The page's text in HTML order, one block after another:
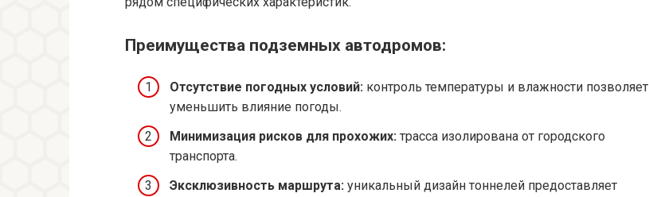
Преимущества подземных автодромов:
Отсутствие погодных условий: контроль температуры и влажности позволяет
уменьшить влияние погоды.
Минимизация рисков для прохожих: трасса изолирована от городского
транспорта.
Эксклюзивность маршрута: уникальный дизайн тоннелей предоставляет